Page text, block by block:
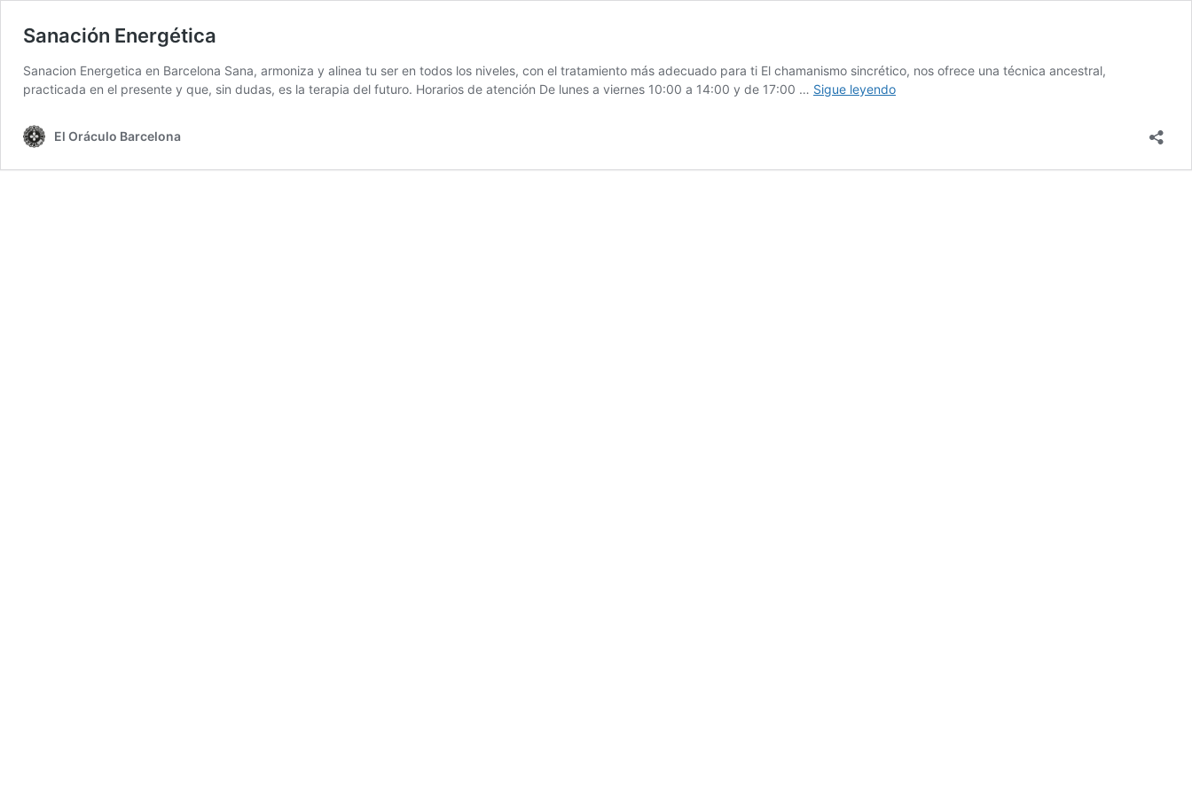
Sanación Energética
Sanacion Energetica en Barcelona Sana, armoniza y alinea tu ser en todos los niveles, con el tratamiento más adecuado para ti El chamanismo sincrético, nos ofrece una técnica ancestral,
practicada en el presente y que, sin dudas, es la terapia del futuro. Horarios de atención De lunes a viernes 10:00 a 14:00 y de 17:00 … Sigue leyendoSanación
El Oráculo Barcelona